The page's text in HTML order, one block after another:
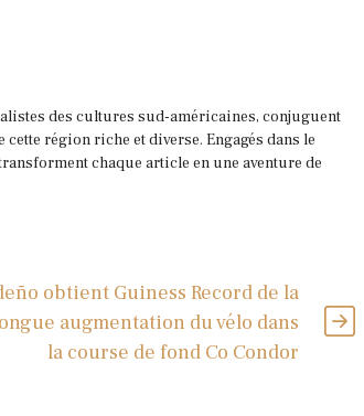
des cultures sud-américaines, conjuguent
région riche et diverse. Engagés dans le
chaque article en une aventure de
obtient Guiness Record de la
augmentation du vélo dans
la course de fond Co Condor